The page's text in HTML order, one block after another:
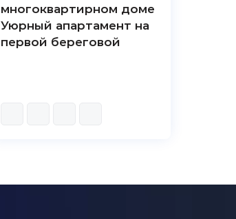
многоквартирном доме
Уюрный апартамент на
первой береговой